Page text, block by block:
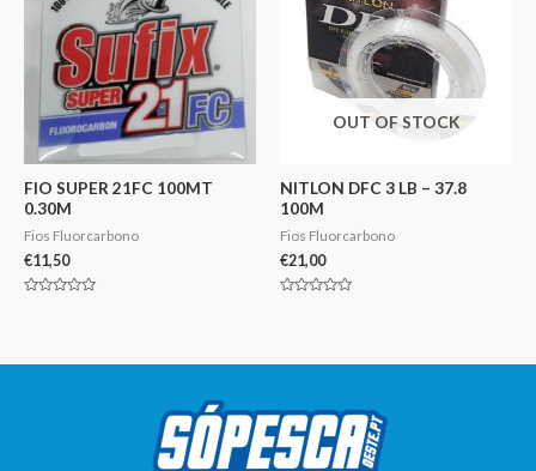
FIO SUPER 21FC 100MT
0.30M
Fios Fluorcarbono
€11,50
OUT OF STOCK
NITLON DFC 3 LB – 37.8
100M
Fios Fluorcarbono
€21,00